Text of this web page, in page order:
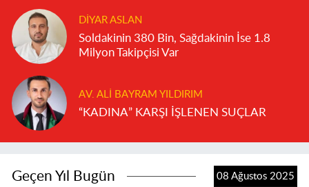
DIYAR ASLAN
Soldakinin 380 Bin, Sağdakinin İse 1.8
Milyon Takipçisi Var
AV. ALI BAYRAM YILDIRIM
“KADINA” KARŞI İŞLENEN SUÇLAR
Geçen Yıl Bugün 08 Ağustos 2025